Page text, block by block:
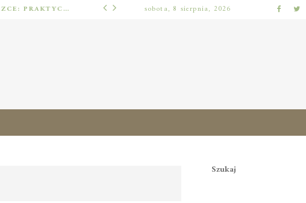
JAK URZĄDZIĆ MIESZKANIE PO PRZEPROWADZCE: PRAKTYCZNY PLAN OD ROZPAKOWANIA DO PRZYTULNEJ PRZESTRZENI ERGONOMIA ZERA
sobota, 8 sierpnia, 2026
Szukaj